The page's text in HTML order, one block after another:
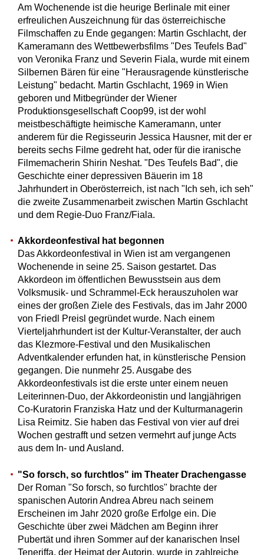
Am Wochenende ist die heurige Berlinale mit einer
erfreulichen Auszeichnung für das österreichische
Filmschaffen zu Ende gegangen: Martin Gschlacht, der
Kameramann des Wettbewerbsfilms "Des Teufels Bad"
von Veronika Franz und Severin Fiala, wurde mit einem
Silbernen Bären für eine "Herausragende künstlerische
Leistung" bedacht. Martin Gschlacht, 1969 in Wien
geboren und Mitbegründer der Wiener
Produktionsgesellschaft Coop99, ist der wohl
meistbeschäftigte heimische Kameramann, unter
anderem für die Regisseurin Jessica Hausner, mit der er
bereits sechs Filme gedreht hat, oder für die iranische
Filmemacherin Shirin Neshat. "Des Teufels Bad", die
Geschichte einer depressiven Bäuerin im 18
Jahrhundert in Oberösterreich, ist nach "Ich seh, ich seh"
die zweite Zusammenarbeit zwischen Martin Gschlacht
und dem Regie-Duo Franz/Fiala.
Akkordeonfestival hat begonnen
Das Akkordeonfestival in Wien ist am vergangenen
Wochenende in seine 25. Saison gestartet. Das
Akkordeon im öffentlichen Bewusstsein aus dem
Volksmusik- und Schrammel-Eck herauszuholen war
eines der großen Ziele des Festivals, das im Jahr 2000
von Friedl Preisl gegründet wurde. Nach einem
Vierteljahrhundert ist der Kultur-Veranstalter, der auch
das Klezmore-Festival und den Musikalischen
Adventkalender erfunden hat, in künstlerische Pension
gegangen. Die nunmehr 25. Ausgabe des
Akkordeonfestivals ist die erste unter einem neuen
Leiterinnen-Duo, der Akkordeonistin und langjährigen
Co-Kuratorin Franziska Hatz und der Kulturmanagerin
Lisa Reimitz. Sie haben das Festival von vier auf drei
Wochen gestrafft und setzen vermehrt auf junge Acts
aus dem In- und Ausland.
"So forsch, so furchtlos" im Theater Drachengasse
Der Roman "So forsch, so furchtlos" brachte der
spanischen Autorin Andrea Abreu nach seinem
Erscheinen im Jahr 2020 große Erfolge ein. Die
Geschichte über zwei Mädchen am Beginn ihrer
Pubertät und ihren Sommer auf der kanarischen Insel
Teneriffa, der Heimat der Autorin, wurde in zahlreiche